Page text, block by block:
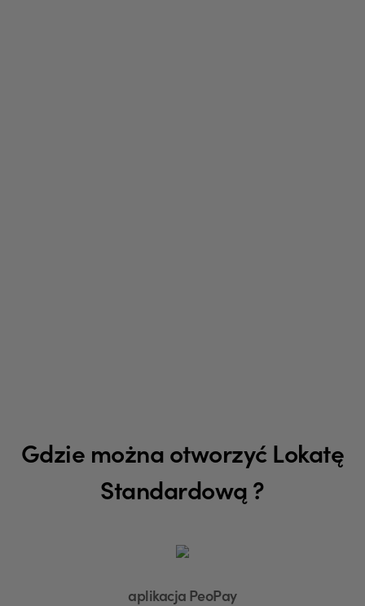
Gdzie można otworzyć Lokatę
Standardową ?
aplikacja PeoPay